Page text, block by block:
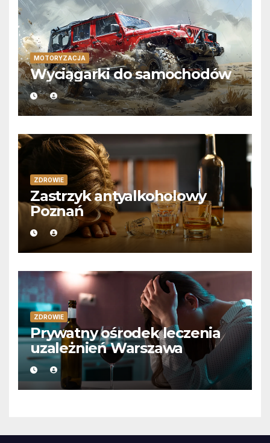
MOTORYZACJA
Wyciągarki do samochodów
ZDROWIE
Zastrzyk antyalkoholowy
Poznań
ZDROWIE
Prywatny ośrodek leczenia
uzależnień Warszawa